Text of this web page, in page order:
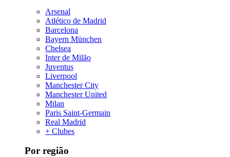
Arsenal
Atlético de Madrid
Barcelona
Bayern München
Chelsea
Inter de Milão
Juventus
Liverpool
Manchester City
Manchester United
Milan
Paris Saint-Germain
Real Madrid
+ Clubes
Por região